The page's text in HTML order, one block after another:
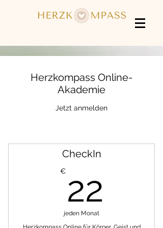
Herzkompass Online-
Akademie
Jetzt anmelden
CheckIn
€ 22
jeden Monat